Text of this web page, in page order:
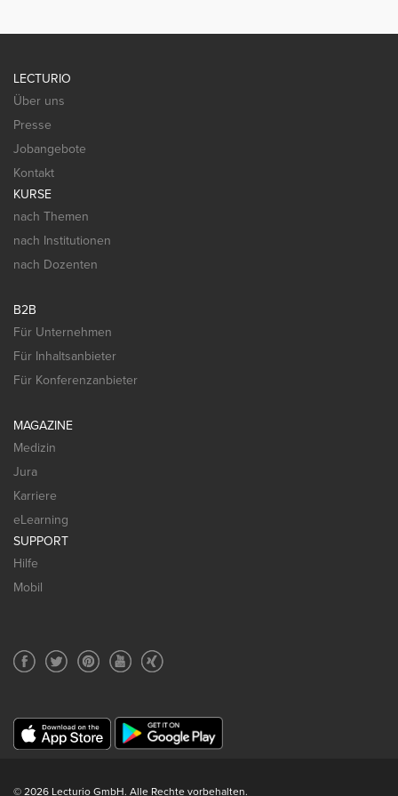
LECTURIO
Über uns
Presse
Jobangebote
Kontakt
KURSE
nach Themen
nach Institutionen
nach Dozenten
B2B
Für Unternehmen
Für Inhaltsanbieter
Für Konferenzanbieter
MAGAZINE
Medizin
Jura
Karriere
eLearning
SUPPORT
Hilfe
Mobil
© 2026 Lecturio GmbH. Alle Rechte vorbehalten.